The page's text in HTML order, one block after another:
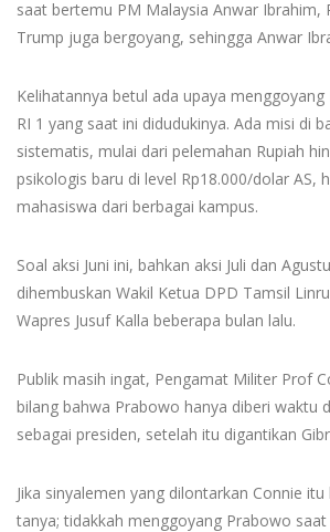
saat bertemu PM Malaysia Anwar Ibrahim,
Trump juga bergoyang, sehingga Anwar
Kelihatannya betul ada upaya
RI 1 yang saat ini didudukinya. Ada misi di
sistematis, mulai dari pelemahan Rupiah
psikologis baru di level Rp18.000/dolar AS,
mahasiswa dari berbagai kampus.
Soal aksi Juni ini, bahkan aksi Juli dan
dihembuskan Wakil Ketua DPD Tamsil
Wapres Jusuf Kalla beberapa bulan lalu.
Publik masih ingat, Pengamat Militer Prof
bilang bahwa Prabowo hanya diberi waktu
sebagai presiden, setelah itu digantikan
Jika sinyalemen yang dilontarkan Connie
tanya; tidakkah menggoyang Prabowo saat